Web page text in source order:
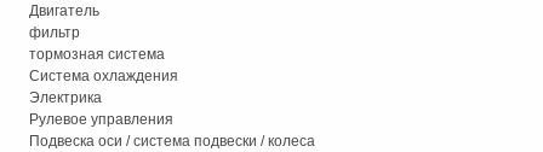
Двигатель
фильтр
тормозная система
Система охлаждения
Электрика
Рулевое управления
Подвеска оси / система подвески / колеса